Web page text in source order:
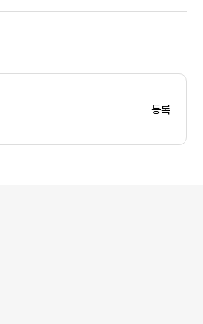
지 코트 블랙 - 22FW
등록